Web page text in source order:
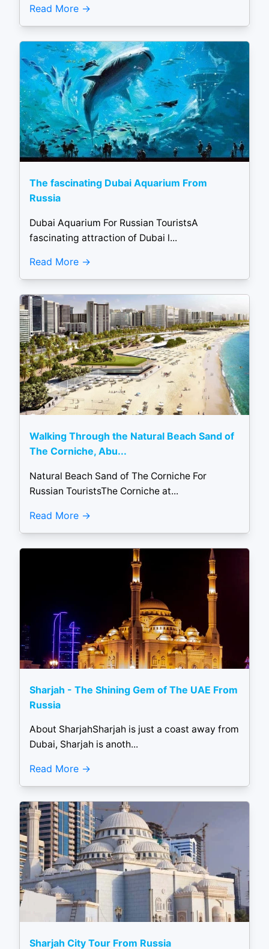
Read More
The fascinating Dubai Aquarium From
Russia
Dubai Aquarium For Russian TouristsA
fascinating attraction of Dubai l...
Read More
Walking Through the Natural Beach Sand of
The Corniche, Abu...
Natural Beach Sand of The Corniche For
Russian TouristsThe Corniche at...
Read More
Sharjah - The Shining Gem of The UAE From
Russia
About SharjahSharjah is just a coast away from
Dubai, Sharjah is anoth...
Read More
Sharjah City Tour From Russia